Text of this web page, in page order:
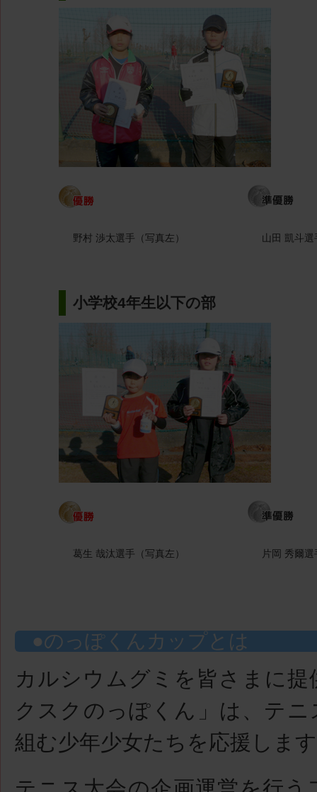
野村 渉太選手（写真左） 山田 凱斗
小学校4年生以下の部
葛生 哉汰選手（写真左） 片岡 秀爾
のっぽくんカップとは
カルシウムグミを皆さまに
クスクのっぽくん」は、テ
組む少年少女たちを応援しま